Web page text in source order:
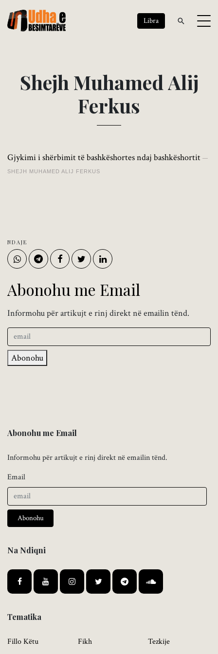
Libra
Shejh Muhamed Alij
Ferkus
Gjykimi i shërbimit të bashkëshortes ndaj bashkëshortit
SHEJH MUHAMED ALIJ FERKUS
NDAJE
Abonohu me Email
Informohu për artikujt e rinj direkt në emailin tënd.
Abonohu
Abonohu me Email
Informohu për artikujt e rinj direkt në emailin tënd.
Email
Abonohu
Na Ndiqni
Tematika
Fillo Këtu
Fikh
Tezkije